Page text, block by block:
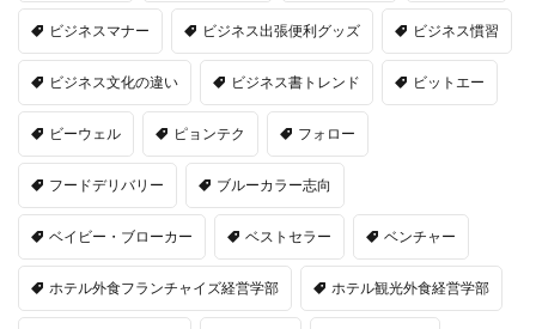
ビジネスマナー ビジネス出張便利グッズ ビジネス慣習
ビジネス文化の違い ビジネス書トレンド ビットエー
ビーウェル ピョンテク フォロー
フードデリバリー ブルーカラー志向
ベイビー・ブローカー ベストセラー ベンチャー
ホテル外食フランチャイズ経営学部 ホテル観光外食経営学部